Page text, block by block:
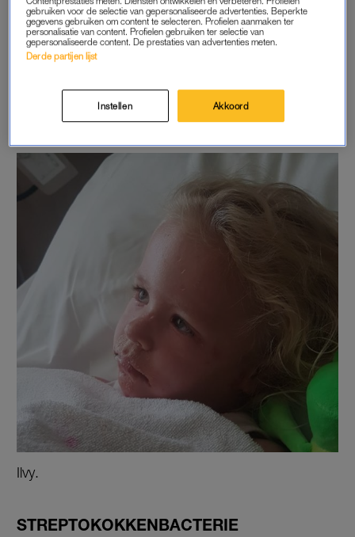
huisartsenpost heb gebeld. Dit keer moesten we met spoed
naar het ziekenhuis komen.”
Ze vervolgt: “De autorit daarnaartoe voelde alsof het uren
nergens meer op. Je kon zien dat het elke minuut slechter met
Ilvy.
STREPTOKOKKENBACTERIE
gebruiken voor de selectie van gepersonaliseerde advertenties. Beperkte
gegevens gebruiken om content te selecteren. Profielen aanmaken ter
personalisatie van content. Profielen gebruiken ter selectie van
gepersonaliseerde content. De prestaties van advertenties meten.
Derde partijen lijst
Instellen Akkoord